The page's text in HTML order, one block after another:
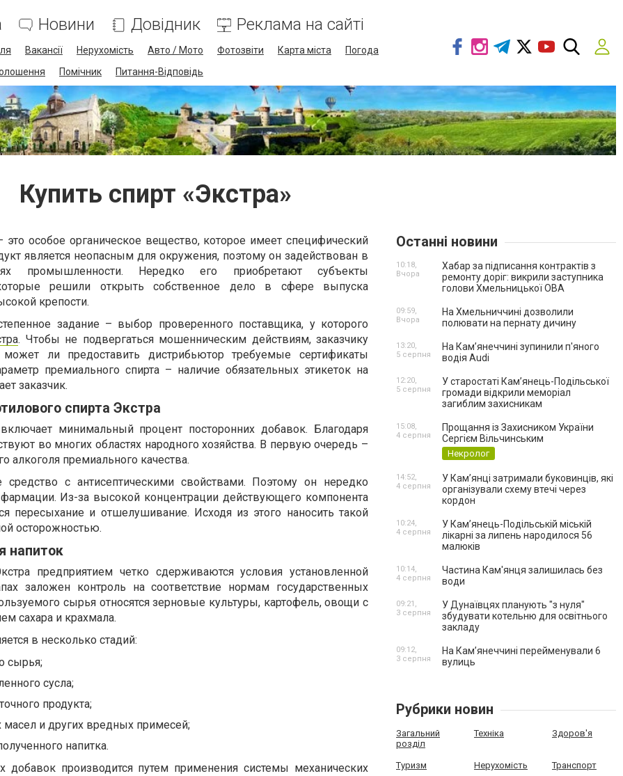
Новини Довідник Реклама на сайті
Вакансії Нерухомість Авто / Мото Фотозвіти Карта міста
Погода
Помічник Питання-Відповідь
Купить спирт «Экстра»
это особое органическое вещество, которое имеет специфический
является неопасным для окружения, поэтому он задействован в
промышленности. Нередко его приобретают субъекты
которые решили открыть собственное дело в сфере выпуска
крепости.
задание – выбор проверенного поставщика, у которого
. Чтобы не подвергаться мошенническим действиям, заказчику
может ли предоставить дистрибьютор требуемые сертификаты
премиального спирта – наличие обязательных этикеток на
заказчик.
спирта Экстра
минимальный процент посторонних добавок. Благодаря
во многих областях народного хозяйства. В первую очередь –
алкоголя премиального качества.
средство с антисептическими свойствами. Поэтому он нередко
Из-за высокой концентрации действующего компонента
пересыхание и отшелушивание. Исходя из этого наносить такой
осторожностью.
напиток
предприятием четко сдерживаются условия установленной
заложен контроль на соответствие нормам государственных
сырья относятся зерновые культуры, картофель, овощи с
сахара и крахмала.
в несколько стадий:
сырья;
сусла;
продукта;
и других вредных примесей;
напитка.
добавок производится путем применения системы механических
Останні новини
Хабар за підписання контрактів з
ремонту доріг: викрили заступника
голови Хмельницької ОВА
10:18,
Вчора
На Хмельниччині дозволили
полювати на пернату дичину
09:59,
Вчора
На Камʼянеччині зупинили п'яного
водія Audi
13:20,
5 серпня
У старостаті Кам’янець-Подільської
громади відкрили меморіал
загиблим захисникам
12:20,
5 серпня
Прощання із Захисником України
Сергієм Вільчинським
Некролог
15:08,
4 серпня
У Кам’янці затримали буковинців, які
організували схему втечі через
кордон
14:52,
4 серпня
У Кам’янець-Подільській міській
лікарні за липень народилося 56
малюків
10:24,
4 серпня
Частина Кам'янця залишилась без
води
10:14,
4 серпня
У Дунаївцях планують "з нуля"
збудувати котельню для освітнього
закладу
09:21,
3 серпня
На Камʼянеччині перейменували 6
вулиць
09:12,
3 серпня
Рубрики новин
Загальний
розділ
Техніка Здоров'я
Туризм Нерухомість Транспорт